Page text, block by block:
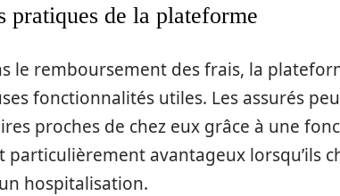
pratiques de la plateforme
le remboursement des frais, la
fonctionnalités utiles. Les assurés
proches de chez eux grâce à une
particulièrement avantageux lorsqu’ils
hospitalisation.